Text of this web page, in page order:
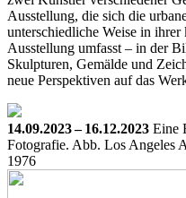
Ausstellung, die sich die
unterschiedliche Weise in
Ausstellung umfasst – in der
Skulpturen, Gemälde und
neue Perspektiven auf das
14.09.2023 – 16.12.2023 Eine
Fotografie. Abb. Los Angeles
1976